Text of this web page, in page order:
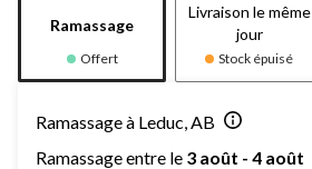
Ramassage
Offert
Livraison le même
jour
Stock épuisé
Ramassage à Leduc, AB
Ramassage entre le 3 août - 4 août